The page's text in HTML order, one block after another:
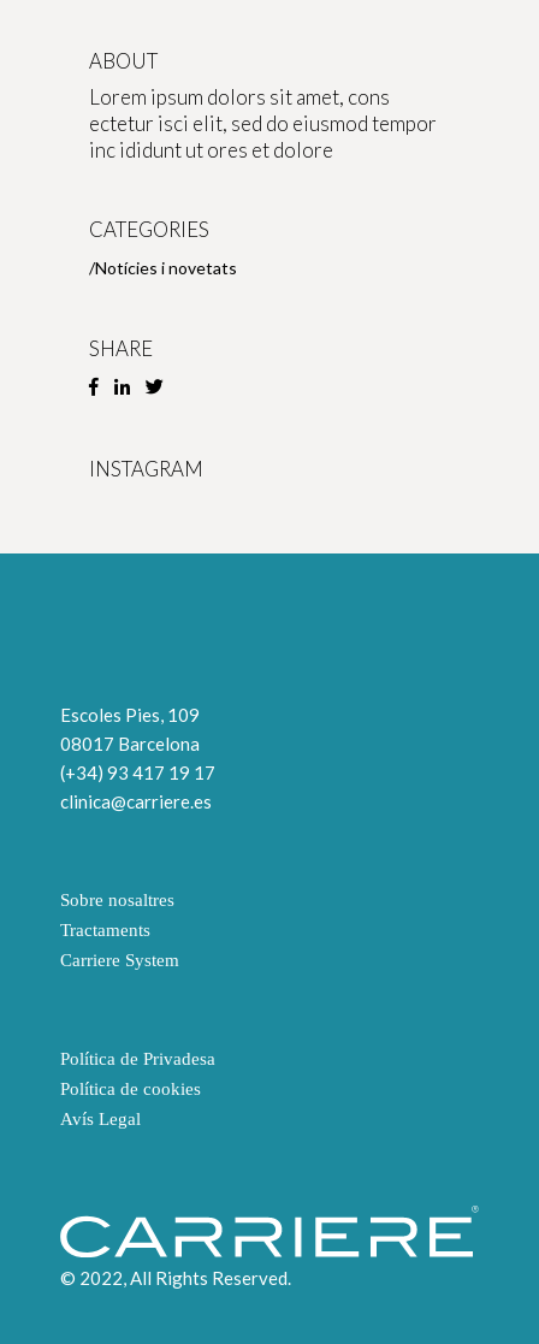
ABOUT
Lorem ipsum dolors sit amet, cons
ectetur isci elit, sed do eiusmod tempor
inc ididunt ut ores et dolore
CATEGORIES
Notícies i novetats
SHARE
INSTAGRAM
Escoles Pies, 109
08017 Barcelona
(+34) 93 417 19 17
clinica@carriere.es
Sobre nosaltres
Tractaments
Carriere System
Política de Privadesa
Política de cookies
Avís Legal
© 2022, All Rights Reserved.